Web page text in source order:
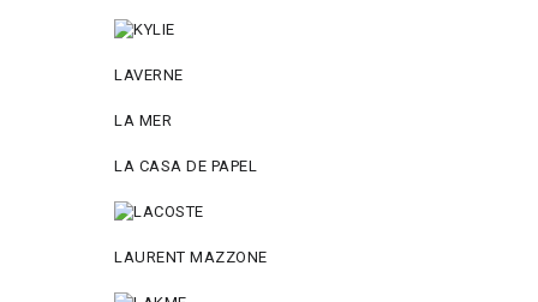
LAVERNE
LA MER
LA CASA DE PAPEL
LAURENT MAZZONE